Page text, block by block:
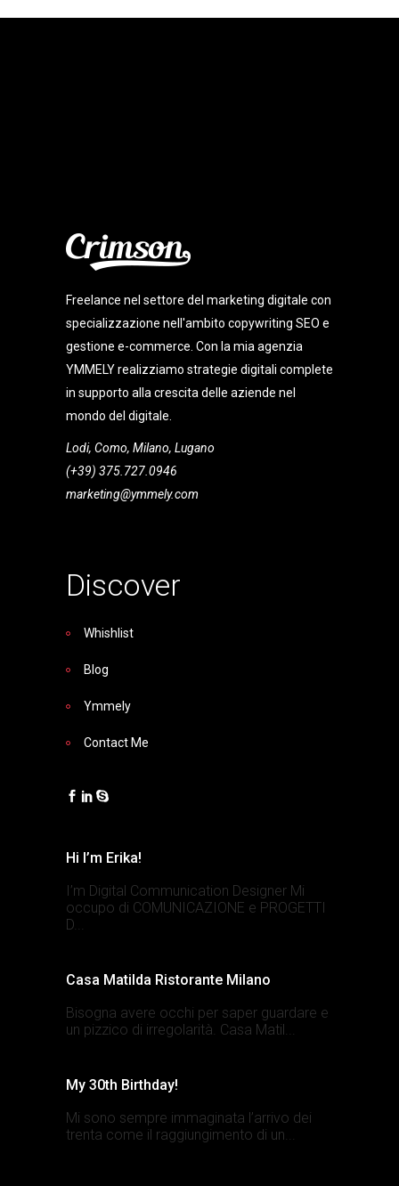
Freelance nel settore del marketing digitale con
specializzazione nell'ambito copywriting SEO e
gestione e-commerce. Con la mia agenzia
YMMELY realizziamo strategie digitali complete
in supporto alla crescita delle aziende nel
mondo del digitale.
Lodi, Como, Milano, Lugano
(+39) 375.727.0946
marketing@ymmely.com
Discover
Whishlist
Blog
Ymmely
Contact Me
Hi I’m Erika!
I’m Digital Communication Designer Mi
occupo di COMUNICAZIONE e PROGETTI
D...
Casa Matilda Ristorante Milano
Bisogna avere occhi per saper guardare e
un pizzico di irregolarità. Casa Matil...
My 30th Birthday!
Mi sono sempre immaginata l’arrivo dei
trenta come il raggiungimento di un...